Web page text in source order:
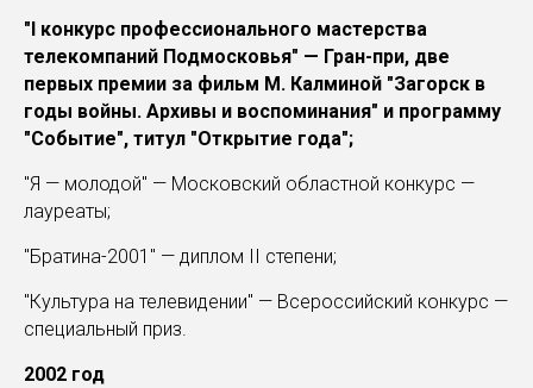
"I конкурс профессионального мастерства
телекомпаний Подмосковья" — Гран-при, две
первых премии за фильм М. Калминой "Загорск в
годы войны. Архивы и воспоминания" и программу
"Событие", титул "Открытие года";
"Я — молодой" — Московский областной конкурс —
лауреаты;
"Братина-2001" — диплом II степени;
"Культура на телевидении" — Всероссийский конкурс —
специальный приз.
2002 год